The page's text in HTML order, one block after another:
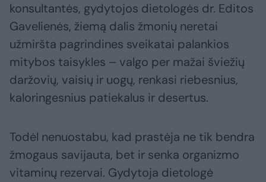
konsultantės, gydytojos dietologės dr. Editos
Gavelienės, žiemą dalis žmonių neretai
užmiršta pagrindines sveikatai palankios
mitybos taisykles – valgo per mažai šviežių
daržovių, vaisių ir uogų, renkasi riebesnius,
kaloringesnius patiekalus ir desertus.
Todėl nenuostabu, kad prastėja ne tik bendra
žmogaus savijauta, bet ir senka organizmo
vitaminų rezervai. Gydytoja dietologė